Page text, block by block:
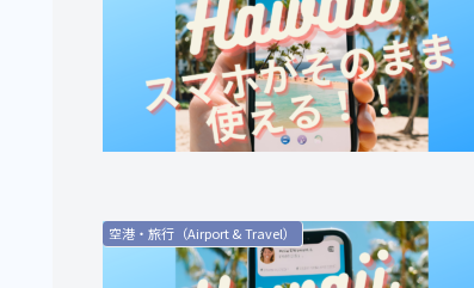
空港・旅行（Airport & Travel）